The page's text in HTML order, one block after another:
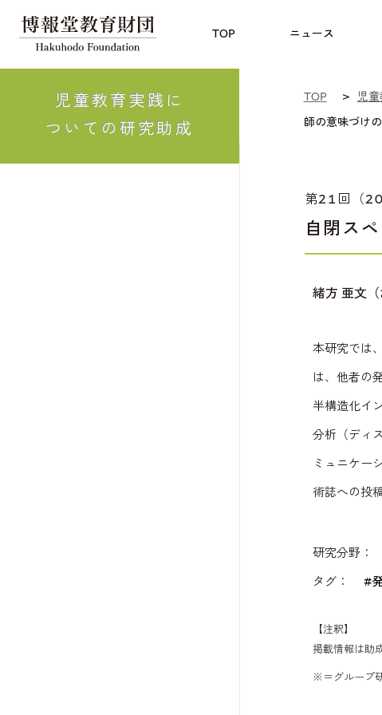
TOP ニュース
についての研究
児童教育実践に
ついての研究助成
TOP 児
師の意味づけ
第21回（
自閉ス
緒方 亜文（
本研究では
は、他者の
半構造化イ
分析（ディ
ミュニケー
術誌への投
研究分野：
タグ：
#
【注釈】
掲載情報は助
※＝グルー